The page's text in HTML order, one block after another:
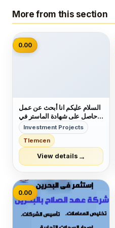
More from this section
📷
0.00
السلام عليكم انا أبحث عن عمل
حاصل على شهادة الماستر في
أقتصاد و تسيير المؤسسات و
ليسانس في أقتصاد الكمي و لدي
خبرة مدة 4 سنوات
Investment Projects
Tlemcen
View details →
0.00